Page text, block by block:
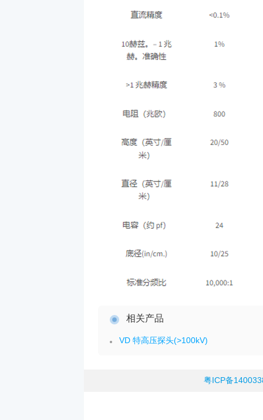
相关产品
VD 特高压探头(>100kV)
粤ICP备